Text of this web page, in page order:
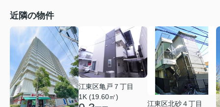
近隣の物件
江東区亀戸７丁目
1K (19.60㎡)
江東区北砂４丁目